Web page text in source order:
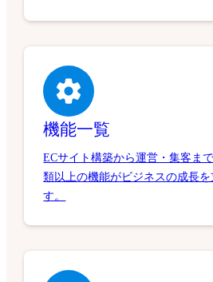
機能一覧
ECサイト構築から運営・集客ま
類以上の機能がビジネスの成長を
す。